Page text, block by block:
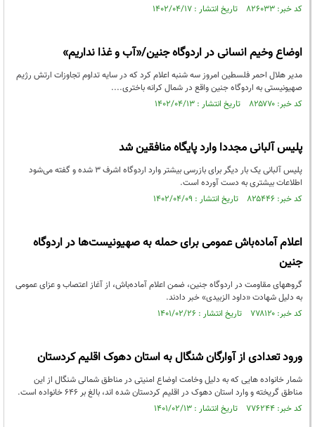
کد خبر: ۸۲۶۰۳۳ تاریخ انتشار : ۱۴۰۲/۰۴/۱۷
اوضاع وخیم انسانی در اردوگاه جنین/«آب و غذا نداریم»
مدیر هلال احمر فلسطین امروز سه شنبه اعلام کرد که در سایه تداوم تجاوزات ارتش رژیم
صهیونیستی به اردوگاه جنین واقع در شمال کرانه باختری....
کد خبر: ۸۲۵۷۷۰ تاریخ انتشار : ۱۴۰۲/۰۴/۱۳
پلیس آلبانی مجددا وارد پایگاه منافقین شد
پلیس آلبانی یک بار دیگر برای بازرسی بیشتر وارد اردوگاه اشرف ۳ شده و گفته می‌شود
اطلاعات بیشتری به دست آورده است.
کد خبر: ۸۲۵۴۴۶ تاریخ انتشار : ۱۴۰۲/۰۴/۰۹
اعلام آماده‌باش عمومی برای حمله به صهیونیست‌ها در اردوگاه
جنین
گروههای مقاومت در اردوگاه جنین، ضمن اعلام آماده‌باش، از آغاز اعتصاب و عزای عمومی
به دلیل شهادت «داود الزبیدی» خبر دادند.
کد خبر: ۷۷۸۱۲۰ تاریخ انتشار : ۱۴۰۱/۰۲/۲۶
ورود تعدادی از آوارگان شنگال به استان دهوک اقلیم کردستان
شمار خانواده هایی که به دلیل وخامت اوضاع امنیتی در مناطق شمالی شنگال از این
مناطق گریخته و وارد استان دهوک در اقلیم کردستان شده اند، بالغ بر 646 خانواده است.
کد خبر: ۷۷۶۲۴۴ تاریخ انتشار : ۱۴۰۱/۰۲/۱۳